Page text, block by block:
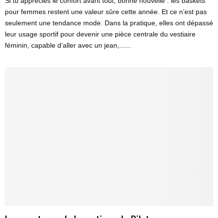
pour femmes restent une valeur sûre cette année. Et ce n’est pas
seulement une tendance mode. Dans la pratique, elles ont dépassé
leur usage sportif pour devenir une pièce centrale du vestiaire
féminin, capable d’aller avec un jean,......